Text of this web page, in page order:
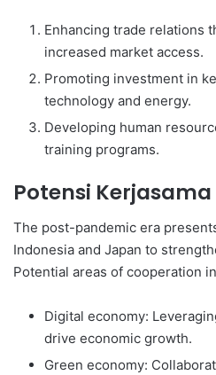
Enhancing trade relations
increased market access.
Promoting investment in
technology and energy.
Developing human
training programs.
Potensi
The post-pandemic era
Indonesia and Japan to
Potential areas of cooperation
Digital economy:
drive economic growth.
Green economy: